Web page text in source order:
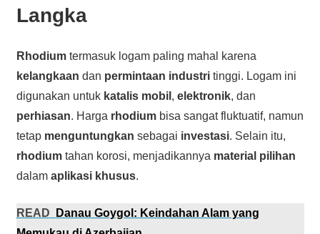
Langka
Rhodiumtermasuk logam paling mahal karena
kelangkaan dan permintaan industritinggi. Logam ini
digunakan untuk katalis mobil , elektronik, dan
perhiasan. Harga rhodiumbisa sangat fluktuatif, namun
tetap menguntungkan sebagai investasi. Selain itu,
rhodiumtahan korosi, menjadikannya material pilihan
dalam aplikasi khusus.
READ
Danau Goygol: Keindahan Alam yang